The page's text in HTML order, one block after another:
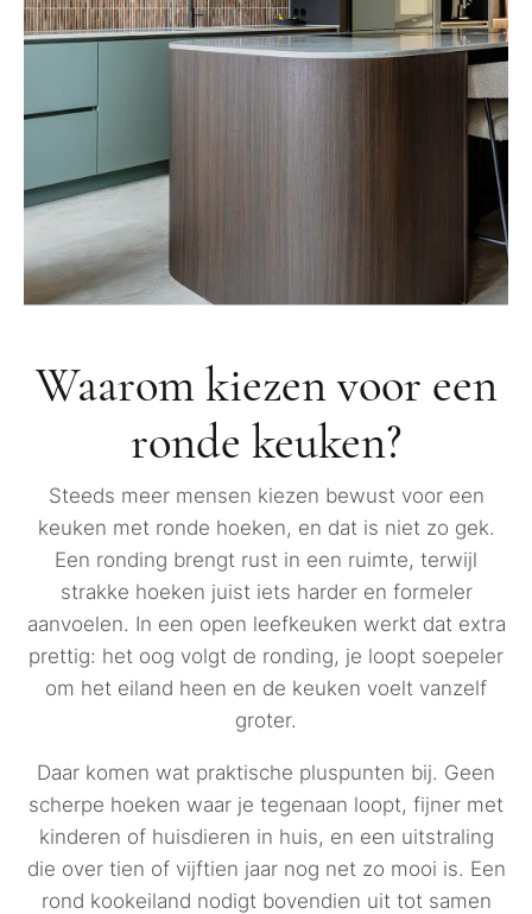
Waarom kiezen voor een
ronde keuken?
Steeds meer mensen kiezen bewust voor een
keuken met ronde hoeken, en dat is niet zo gek.
Een ronding brengt rust in een ruimte, terwijl
strakke hoeken juist iets harder en formeler
aanvoelen. In een open leefkeuken werkt dat extra
prettig: het oog volgt de ronding, je loopt soepeler
om het eiland heen en de keuken voelt vanzelf
groter.
Daar komen wat praktische pluspunten bij. Geen
scherpe hoeken waar je tegenaan loopt, fijner met
kinderen of huisdieren in huis, en een uitstraling
die over tien of vijftien jaar nog net zo mooi is. Een
rond kookeiland nodigt bovendien uit tot samen